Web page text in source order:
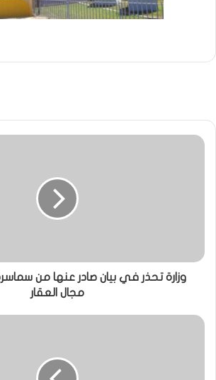
وزارة تحذر في بيان صادر عنها من
مجال العقار